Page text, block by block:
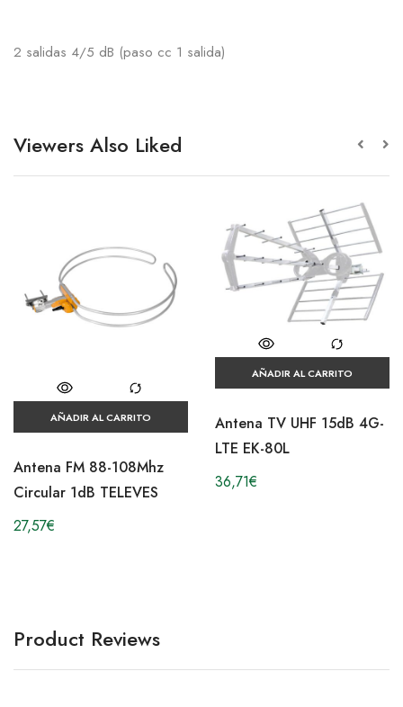
2 salidas 4/5 dB (paso cc 1 salida)
Viewers Also Liked
AÑADIR AL CARRITO
Antena FM 88-108Mhz
Circular 1dB TELEVES
27,57€
AÑADIR AL CARRITO
Antena TV UHF 15dB 4G-
LTE EK-80L
36,71€
Product Reviews